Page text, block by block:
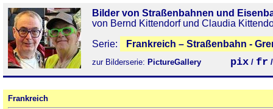
Bilder von Straßenbahnen und
von Bernd Kittendorf und Claudia
Serie:
Frankreich – Straßenbahn -
zur Bilderserie: PictureGallery pix / fr
Frankreich